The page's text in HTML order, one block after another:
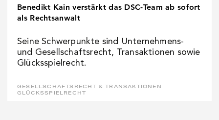
Benedikt Kain verstärkt das DSC-Team ab sofort
als Rechtsanwalt
Seine Schwerpunkte sind Unternehmens-
und Gesellschaftsrecht, Transaktionen sowie
Glücksspielrecht.
GESELLSCHAFTSRECHT & TRANSAKTIONEN
GLÜCKSSPIELRECHT